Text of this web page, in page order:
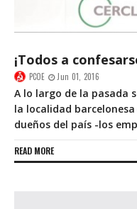
¡Todos a
PCOE Jun 01, 2016
A lo largo de la pasada
la localidad
dueños del país -los
READ MORE